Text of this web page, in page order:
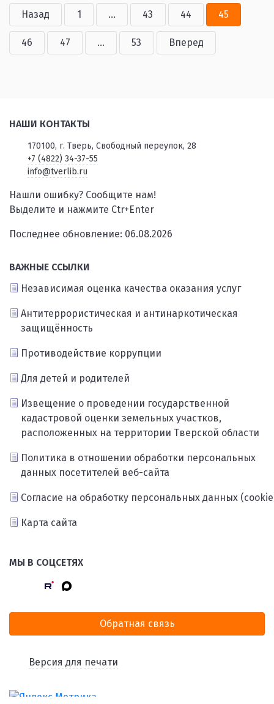
Назад 1 ... 43 44 45
46 47 ... 53 Вперед
НАШИ КОНТАКТЫ
170100, г. Тверь, Свободный переулок, 28
+7 (4822) 34-37-55
info@tverlib.ru
Нашли ошибку? Сообщите нам!
Выделите и нажмите Ctr+Enter
Последнее обновление: 06.08.2026
ВАЖНЫЕ ССЫЛКИ
Независимая оценка качества оказания услуг
Антитеррористическая и антинаркотическая
защищённость
Противодействие коррупции
Для детей и родителей
Извещение о проведении государственной
кадастровой оценки земельных участков,
расположенных на территории Тверской области
Политика в отношении обработки персональных
данных посетителей веб-сайта
Согласие на обработку персональных данных
Карта сайта
МЫ В СОЦСЕТЯХ
Обратная связь
Версия для печати